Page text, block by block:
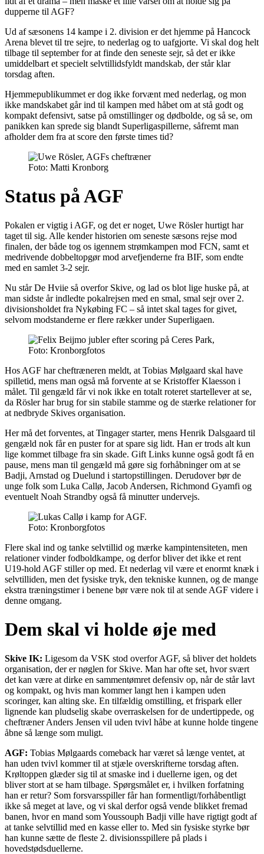
dupperne til AGF?
Ud af sæsonens 14 kampe i 2. division er det hjemme på Hancock
Arena blevet til tre sejre, to nederlag og to uafgjorte. Vi skal dog helt
tilbage til september for at finde den seneste sejr, så det er ikke
umiddelbart et specielt selvtillidsfyldt mandskab, der står klar
torsdag aften.
Hjemmepublikummet er dog ikke forvænt med nederlag, og mon
ikke mandskabet går ind til kampen med håbet om at stå godt og
kompakt defensivt, satse på omstillinger og dødbolde, og så se, om
panikken kan sprede sig blandt Superligaspillerne, såfremt man
afholder dem fra at score den første times tid?
Foto: Matti Kronborg
Status på AGF
Pokalen er vigtig i AGF, og det er noget, Uwe Rösler hurtigt har
taget til sig. Alle kender historien om seneste sæsons rejse mod
finalen, der både tog os igennem strømkampen mod FCN, samt et
medrivende dobbeltopgør mod arvefjenderne fra BIF, som endte
med en samlet 3-2 sejr.
Nu står De Hviie så overfor Skive, og lad os blot lige huske på, at
man sidste år indledte pokalrejsen med en smal, smal sejr over 2.
divisionsholdet fra Nykøbing FC – så intet skal tages for givet,
selvom modstanderne er flere rækker under Superligaen.
Foto: Kronborgfotos
Hos AGF har cheftræneren meldt, at Tobias Mølgaard skal have
spilletid, mens man også må forvente at se Kristoffer Klaesson i
målet. Til gengæld får vi nok ikke en totalt roteret startellever at se,
da Rösler har brug for sin stabile stamme og de stærke relationer for
at nedbryde Skives organisation.
Her må det forventes, at Tingager starter, mens Henrik Dalsgaard til
gengæld nok får en puster for at spare sig lidt. Han er trods alt kun
lige kommet tilbage fra sin skade. Gift Links kunne også godt få en
pause, mens man til gengæld må gøre sig forhåbninger om at se
Badji, Arnstad og Duelund i startopstillingen. Derudover bør de
unge folk som Luka Callø, Jacob Andersen, Richmond Gyamfi og
eventuelt Noah Strandby også få minutter undervejs.
Foto: Kronborgfotos
Flere skal ind og tanke selvtillid og mærke kampintensiteten, men
relationer vinder fodboldkampe, og derfor bliver det ikke et rent
U19-hold AGF stiller op med. Et nederlag vil være et enormt knæk i
selvtilliden, men det fysiske tryk, den tekniske kunnen, og de mange
ekstra træningstimer i benene bør være nok til at sende AGF videre i
denne omgang.
Dem skal vi holde øje med
Skive IK: Ligesom da VSK stod overfor AGF, så bliver det holdets
organisation, der er nøglen for Skive. Man har ofte set, hvor svært
det kan være at dirke en sammentømret defensiv op, når de står lavt
og kompakt, og hvis man kommer langt hen i kampen uden
scoringer, kan alting ske. En tilfældig omstilling, et frispark eller
lignende kan pludselig skabe overraskelsen for de undertippede, og
cheftræner Anders Jensen vil uden tvivl håbe at kunne holde tingene
åbne så længe som muligt.
AGF: Tobias Mølgaards comeback har været så længe ventet, at
han uden tvivl kommer til at stjæle overskrifterne torsdag aften.
Krøltoppen glæder sig til at smaske ind i duellerne igen, og det
bliver stort at se ham tilbage. Spørgsmålet er, i hvilken forfatning
han er retur? Som forsvarsspiller får han formentligt/forhåbentligt
ikke så meget at lave, og vi skal derfor også vende blikket fremad
banen, hvor en mand som Youssouph Badji ville have rigtigt godt af
at tanke selvtillid med en kasse eller to. Med sin fysiske styrke bør
han kunne sætte de fleste 2. divisionsspillere på plads i
hovedstødsduellerne.